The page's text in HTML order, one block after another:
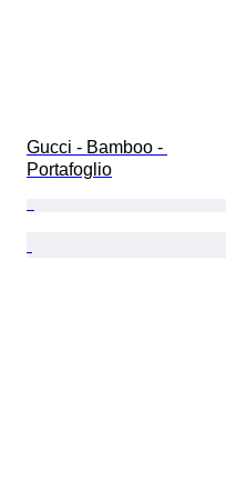
Gucci - Bamboo -
Portafoglio